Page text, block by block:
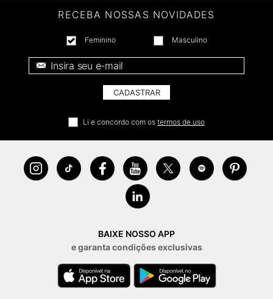
RECEBA NOSSAS NOVIDADES
Feminino Masculino
CADASTRAR
Li e concordo com os termos de uso
BAIXE NOSSO APP
e garanta condições exclusivas